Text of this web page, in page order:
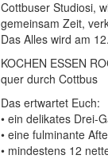
Cottbuser Studiosi,
gemeinsam Zeit,
Das Alles wird am
KOCHEN ESSEN
quer durch Cottbus
Das ertwartet Euch:
• ein delikates Drei-
• eine fulminante
• mindestens 12